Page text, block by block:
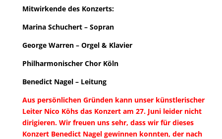
Mitwirkende des Konzerts:
Marina Schuchert – Sopran
George Warren – Orgel & Klavier
Philharmonischer Chor Köln
Benedict Nagel – Leitung
Aus persönlichen Gründen kann unser künstlerischer
Leiter Nico Köhs das Konzert am 27. Juni leider nicht
dirigieren. Wir freuen uns sehr, dass wir für dieses
Konzert Benedict Nagel gewinnen konnten, der nach